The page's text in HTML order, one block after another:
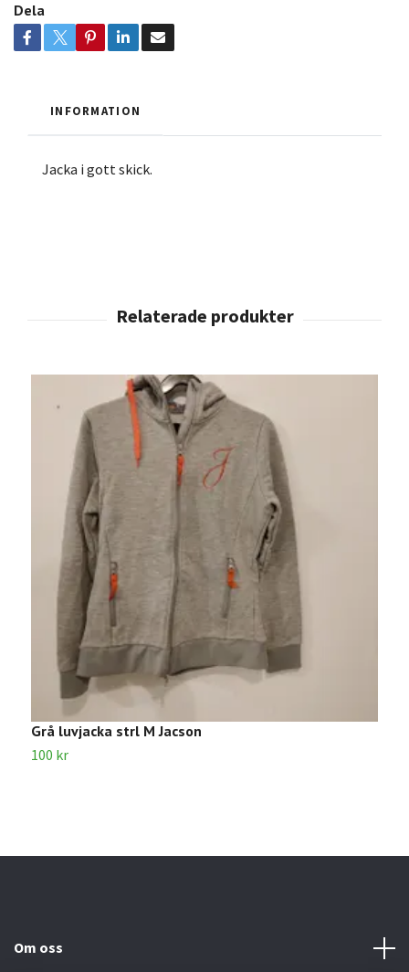
Dela
INFORMATION
Jacka i gott skick.
Grå luvjacka strl M Jacson
100 kr
Om oss